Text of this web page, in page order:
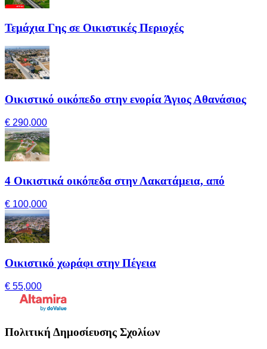
Τεμάχια Γης σε Οικιστικές Περιοχές
Οικιστικό οικόπεδο στην ενορία Άγιος Αθανάσιος
€ 290,000
4 Οικιστικά οικόπεδα στην Λακατάμεια, από
€ 100,000
Οικιστικό χωράφι στην Πέγεια
€ 55,000
Πολιτική Δημοσίευσης Σχολίων